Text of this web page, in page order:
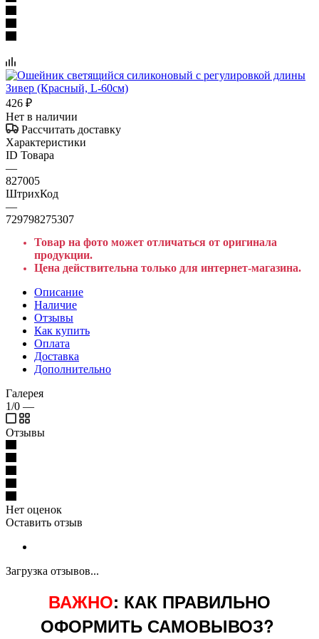
426 ₽
Нет в наличии
Рассчитать доставку
Характеристики
ID Товара
—
827005
ШтрихКод
—
729798275307
Товар на фото может отличаться от оригинала
продукции.
Цена действительна только для интернет-магазина.
Описание
Наличие
Отзывы
Как купить
Оплата
Доставка
Дополнительно
Галерея
1/0 —
Отзывы
Нет оценок
Оставить отзыв
Загрузка отзывов...
ВАЖНО: КАК ПРАВИЛЬНО
ОФОРМИТЬ САМОВЫВОЗ?